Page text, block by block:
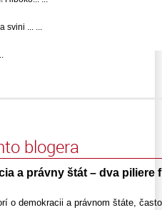
... ...
blogera
a právny štát – dva
o demokracii a právnom štáte,